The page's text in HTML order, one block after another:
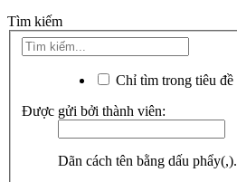
Tìm kiếm
Chỉ tìm trong tiêu đề
Được gửi bởi thành viên:
Dãn cách tên bằng dấu phẩy(,).